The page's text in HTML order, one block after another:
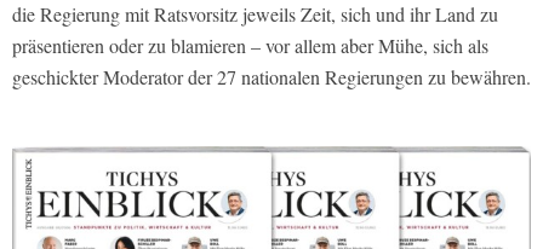
die Regierung mit Ratsvorsitz jeweils Zeit, sich und ihr Land zu
präsentieren oder zu blamieren – vor allem aber Mühe, sich als
geschickter Moderator der 27 nationalen Regierungen zu bewähren.